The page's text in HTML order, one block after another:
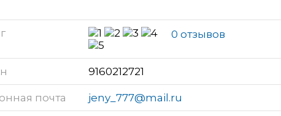
0 отзывов
9160212721
почта jeny_777@mail.ru